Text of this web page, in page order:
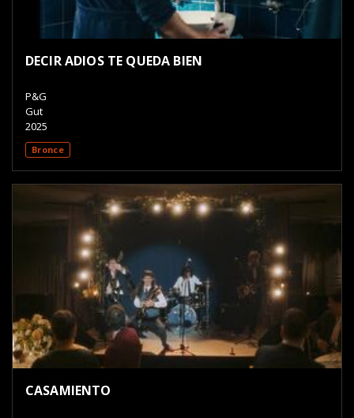
DECIR ADIOS TE QUEDA BIEN
P&G
Gut
2025
Bronce
CASAMIENTO